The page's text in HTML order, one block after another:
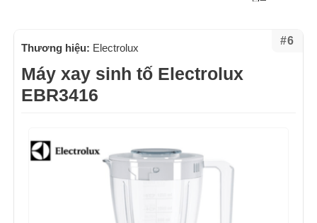
#6
Thương hiệu: Electrolux
Máy xay sinh tố Electrolux
EBR3416